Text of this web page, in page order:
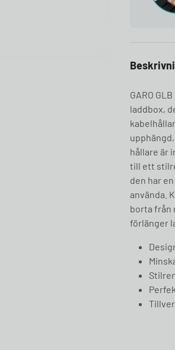
GARO
laddbox,
hållare är
till ett
den har
använda.
borta från
förlänger